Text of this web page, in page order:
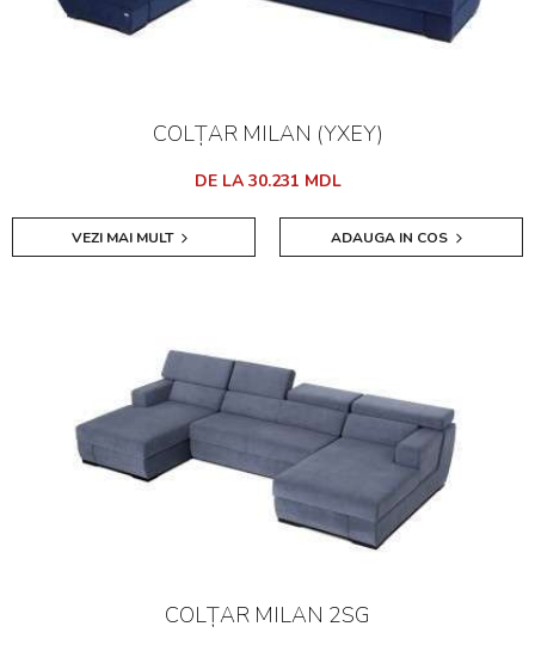
COLȚAR MILAN (YXEY)
DE LA 30.231 MDL
VEZI MAI MULT ADAUGA IN COS
COLȚAR MILAN 2SG